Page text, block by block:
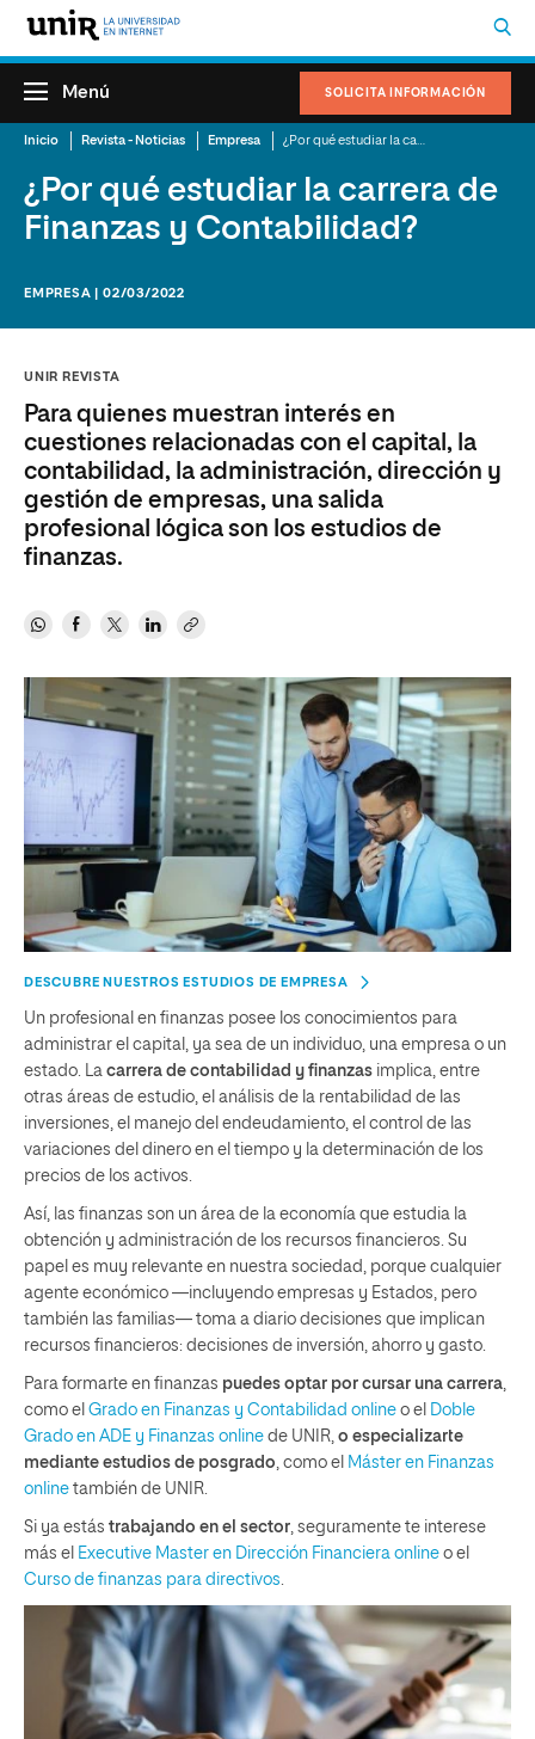
SOLICITA INFORMACIÓN
Menú
Inicio Revista - Noticias Empresa
¿Por qué estudiar la carrera de
Finanzas y Contabilidad?
EMPRESA | 02/03/2022
UNIR REVISTA
Para quienes muestran interés en
cuestiones relacionadas con el capital, la
contabilidad, la administración, dirección y
gestión de empresas, una salida
profesional lógica son los estudios de
finanzas.
DESCUBRE NUESTROS ESTUDIOS DE EMPRESA
Un profesional en finanzas posee los conocimientos para
administrar el capital, ya sea de un individuo, una empresa o un
estado. La carrera de contabilidad y finanzas implica, entre
otras áreas de estudio, el análisis de la rentabilidad de las
inversiones, el manejo del endeudamiento, el control de las
variaciones del dinero en el tiempo y la determinación de los
precios de los activos.
Así, las finanzas son un área de la economía que estudia la
obtención y administración de los recursos financieros. Su
papel es muy relevante en nuestra sociedad, porque cualquier
agente económico —incluyendo empresas y Estados, pero
también las familias— toma a diario decisiones que implican
recursos financieros: decisiones de inversión, ahorro y gasto.
Para formarte en finanzas puedes optar por cursar una carrera
como el Grado en Finanzas y Contabilidad online o el
Doble
Grado en ADE y Finanzas online de UNIR, o especializarte
mediante estudios de posgrado , como el Máster en Finanzas
online también de UNIR.
Si ya estás trabajando en el sector , seguramente te interese
más el Executive Master en Dirección Financiera online o el
Curso de finanzas para directivos